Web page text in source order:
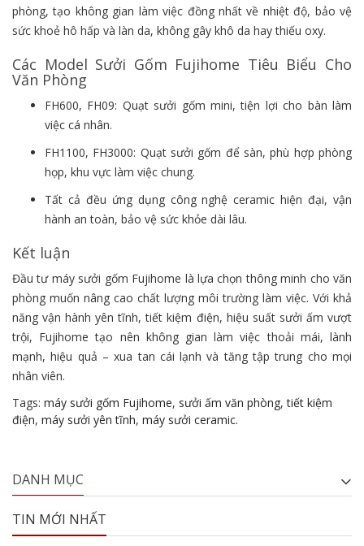
phòng, tạo không gian làm việc đồng nhất về nhiệt độ, bảo vệ
sức khoẻ hô hấp và làn da, không gây khô da hay thiếu oxy.
Các Model Sưởi Gốm Fujihome Tiêu Biểu Cho
Văn Phòng
FH600, FH09: Quạt sưởi gốm mini, tiện lợi cho bàn làm
việc cá nhân.
FH1100, FH3000: Quạt sưởi gốm để sàn, phù hợp phòng
họp, khu vực làm việc chung.
Tất cả đều ứng dụng công nghệ ceramic hiện đại, vận
hành an toàn, bảo vệ sức khỏe dài lâu.
Kết luận
Đầu tư máy sưởi gốm Fujihome là lựa chọn thông minh cho văn
phòng muốn nâng cao chất lượng môi trường làm việc. Với khả
năng vận hành yên tĩnh, tiết kiệm điện, hiệu suất sưởi ấm vượt
trội, Fujihome tạo nên không gian làm việc thoải mái, lành
mạnh, hiệu quả – xua tan cái lạnh và tăng tập trung cho mọi
nhân viên.
Tags: máy sưởi gốm Fujihome, sưởi ấm văn phòng,tiết kiệm
điện, máy sưởi yên tĩnh, máy sưởi ceramic.
DANH MỤC
TIN MỚI NHẤT